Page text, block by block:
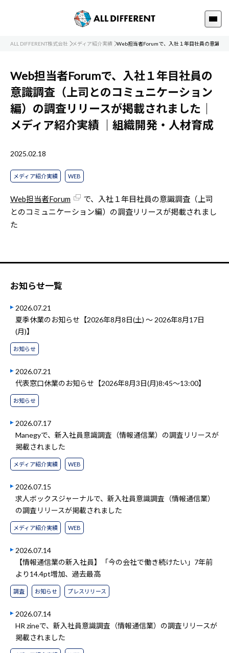
ALL DIFFERENT株式会社 メディア紹介実績 Web担当者Forumで、入社１年目社員の意識調
Web担当者Forumで、入社１年目社員の
意識調査（上司とのコミュニケーション
編）の調査リリースが掲載されました｜
メディア紹介実績
｜組織開発・人材育成
2025.02.18
メディア紹介実績 WEB
Web担当者Forum
で、入社１年目社員の意識調査（上司
とのコミュニケーション編）の調査リリースが掲載されまし
た
お知らせ一覧
2026.07.21
夏季休業のお知らせ【2026年8月8日(土) ～ 2026年8月17日
(月)】
お知らせ
2026.07.21
代表窓口休業のお知らせ【2026年8月3日(月)8:45～13:00】
お知らせ
2026.07.17
Manegyで、新入社員意識調査（情報通信業）の調査リリースが
掲載されました
メディア紹介実績 WEB
2026.07.15
求人ボックスジャーナルで、新入社員意識調査（情報通信業）
の調査リリースが掲載されました
メディア紹介実績 WEB
2026.07.14
【情報通信業の新入社員】「今の会社で働き続けたい」7年前
より14.4pt増加、過去最高
調査 お知らせ プレスリリース
2026.07.14
HR zineで、新入社員意識調査（情報通信業）の調査リリースが
掲載されました